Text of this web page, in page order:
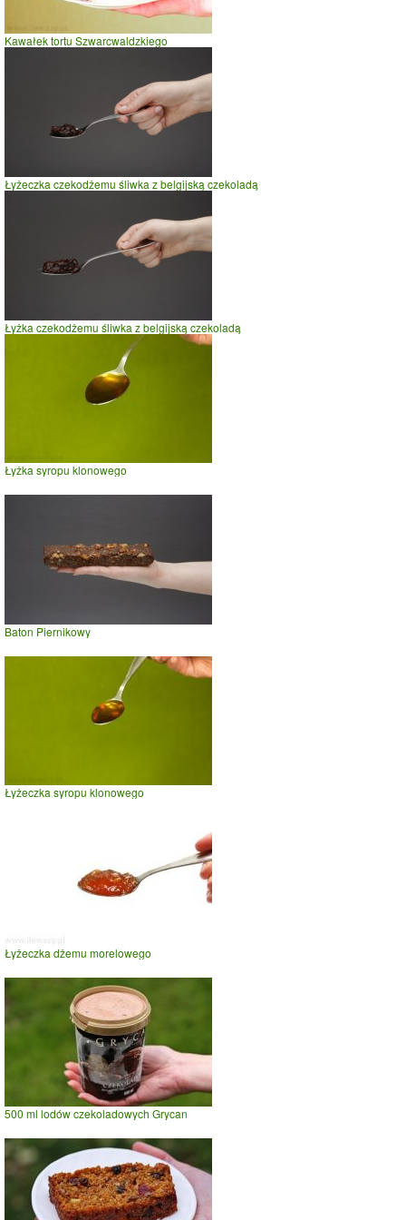
Kawałek tortu Szwarcwaldzkiego
Łyżeczka czekodżemu śliwka z belgijską czekoladą
Łyżka czekodżemu śliwka z belgijską czekoladą
Łyżka syropu klonowego
Baton Piernikowy
Łyżeczka syropu klonowego
Łyżeczka dżemu morelowego
500 ml lodów czekoladowych Grycan